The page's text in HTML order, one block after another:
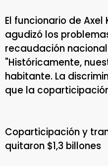
El funcionario de
agudizó los
recaudación
"Históricamente,
habitante. La
que la
Coparticipación y
quitaron $1,3 billones